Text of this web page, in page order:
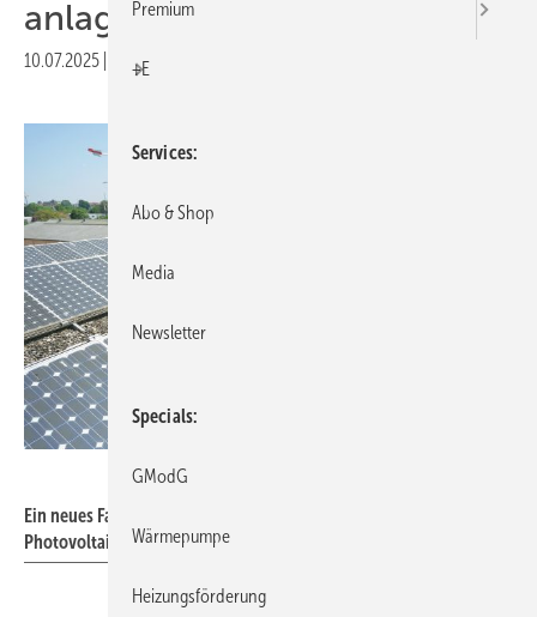
an­la­gen
10.07.2025 Druckvorschau
Ein neues Faktenblatt informiert zu Repowering von
Photovoltaikanlagen.
Premium
+E
Services
Abo & Shop
Media
Newsletter
Specials
GModG
Wärmepumpe
Heizungsförderung